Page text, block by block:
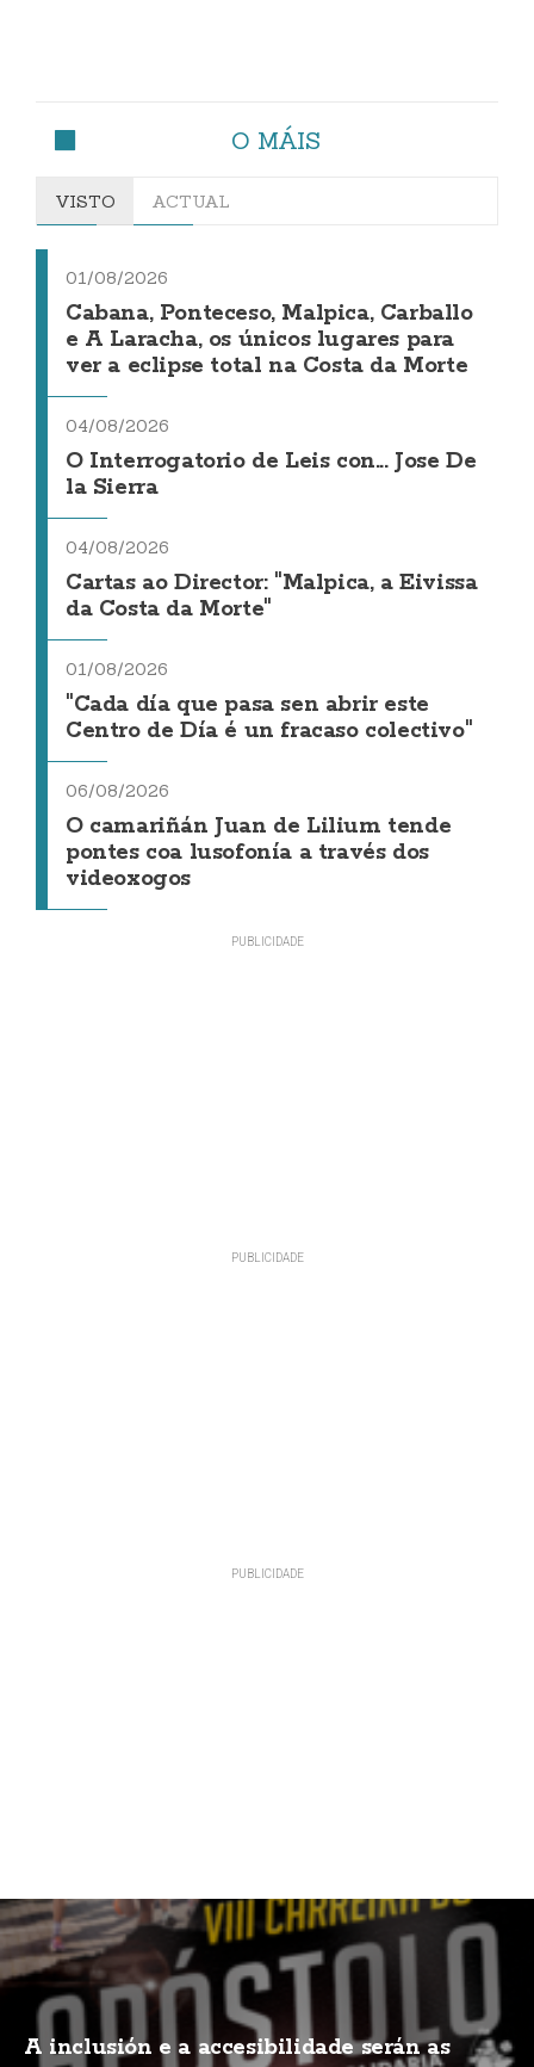
O MÁIS
VISTO ACTUAL
01/08/2026
Cabana, Ponteceso, Malpica, Carballo
e A Laracha, os únicos lugares para
ver a eclipse total na Costa da Morte
04/08/2026
O Interrogatorio de Leis con... Jose De
la Sierra
04/08/2026
Cartas ao Director: "Malpica, a Eivissa
da Costa da Morte"
01/08/2026
"Cada día que pasa sen abrir este
Centro de Día é un fracaso colectivo"
06/08/2026
O camariñán Juan de Lilium tende
pontes coa lusofonía a través dos
videoxogos
A inclusión e a accesibilidade serán as